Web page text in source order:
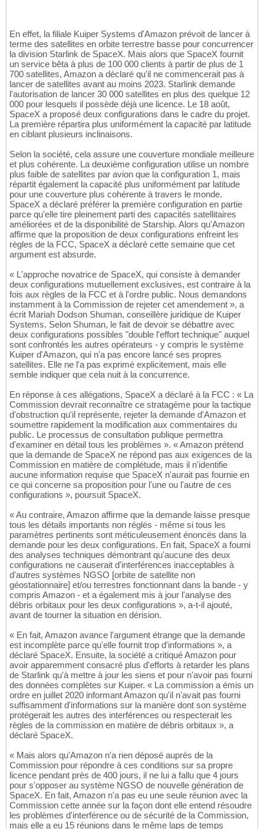
En effet, la filiale Kuiper Systems d'Amazon prévoit de lancer à
terme des satellites en orbite terrestre basse pour concurrencer
la division Starlink de SpaceX. Mais alors que SpaceX fournit
un service bêta à plus de 100 000 clients à partir de plus de 1
700 satellites, Amazon a déclaré qu'il ne commencerait pas à
lancer de satellites avant au moins 2023. Starlink demande
l'autorisation de lancer 30 000 satellites en plus des quelque 12
000 pour lesquels il possède déjà une licence. Le 18 août,
SpaceX a proposé deux configurations dans le cadre du projet.
La première répartira plus uniformément la capacité par latitude
en ciblant plusieurs inclinaisons.
Selon la société, cela assure une couverture mondiale meilleure
et plus cohérente. La deuxième configuration utilise un nombre
plus faible de satellites par avion que la configuration 1, mais
répartit également la capacité plus uniformément par latitude
pour une couverture plus cohérente à travers le monde.
SpaceX a déclaré préférer la première configuration en partie
parce qu'elle tire pleinement parti des capacités satellitaires
améliorées et de la disponibilité de Starship. Alors qu'Amazon
affirme que la proposition de deux configurations enfreint les
règles de la FCC, SpaceX a déclaré cette semaine que cet
argument est absurde.
« L'approche novatrice de SpaceX, qui consiste à demander
deux configurations mutuellement exclusives, est contraire à la
fois aux règles de la FCC et à l'ordre public. Nous demandons
instamment à la Commission de rejeter cet amendement », a
écrit Mariah Dodson Shuman, conseillère juridique de Kuiper
Systems. Selon Shuman, le fait de devoir se débattre avec
deux configurations possibles "double l'effort technique" auquel
sont confrontés les autres opérateurs - y compris le système
Kuiper d'Amazon, qui n'a pas encore lancé ses propres
satellites. Elle ne l'a pas exprimé explicitement, mais elle
semble indiquer que cela nuit à la concurrence.
En réponse à ces allégations, SpaceX a déclaré à la FCC : « La
Commission devrait reconnaître ce stratagème pour la tactique
d'obstruction qu'il représente, rejeter la demande d'Amazon et
soumettre rapidement la modification aux commentaires du
public. Le processus de consultation publique permettra
d'examiner en détail tous les problèmes ». « Amazon prétend
que la demande de SpaceX ne répond pas aux exigences de la
Commission en matière de complétude, mais il n'identifie
aucune information requise que SpaceX n'aurait pas fournie en
ce qui concerne sa proposition pour l'une ou l'autre de ces
configurations », poursuit SpaceX.
« Au contraire, Amazon affirme que la demande laisse presque
tous les détails importants non réglés - même si tous les
paramètres pertinents sont méticuleusement énoncés dans la
demande pour les deux configurations. En fait, SpaceX a fourni
des analyses techniques démontrant qu'aucune des deux
configurations ne causerait d'interférences inacceptables à
d'autres systèmes NGSO [orbite de satellite non
géostationnaire] et/ou terrestres fonctionnant dans la bande - y
compris Amazon - et a également mis à jour l'analyse des
débris orbitaux pour les deux configurations », a-t-il ajouté,
avant de tourner la situation en dérision.
« En fait, Amazon avance l'argument étrange que la demande
est incomplète parce qu'elle fournit trop d'informations », a
déclaré SpaceX. Ensuite, la société a critiqué Amazon pour
avoir apparemment consacré plus d'efforts à retarder les plans
de Starlink qu'à mettre à jour les siens et pour n'avoir pas fourni
des données complètes sur Kuiper. « La commission a émis un
ordre en juillet 2020 informant Amazon qu'il n'avait pas fourni
suffisamment d'informations sur la manière dont son système
protégerait les autres des interférences ou respecterait les
règles de la commission en matière de débris orbitaux », a
déclaré SpaceX.
« Mais alors qu'Amazon n'a rien déposé auprès de la
Commission pour répondre à ces conditions sur sa propre
licence pendant près de 400 jours, il ne lui a fallu que 4 jours
pour s'opposer au système NGSO de nouvelle génération de
SpaceX. En fait, Amazon n'a pas eu une seule réunion avec la
Commission cette année sur la façon dont elle entend résoudre
les problèmes d'interférence ou de sécurité de la Commission,
mais elle a eu 15 réunions dans le même laps de temps